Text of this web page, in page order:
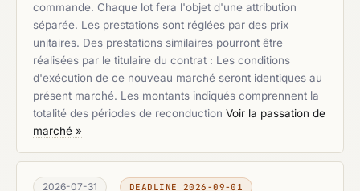
commande. Chaque lot fera l'objet d'une attribution
séparée. Les prestations sont réglées par des prix
unitaires. Des prestations similaires pourront être
réalisées par le titulaire du contrat : Les conditions
d'exécution de ce nouveau marché seront identiques au
présent marché. Les montants indiqués comprennent la
totalité des périodes de reconduction Voir la passation de
marché »
2026-07-31 DEADLINE 2026-09-01